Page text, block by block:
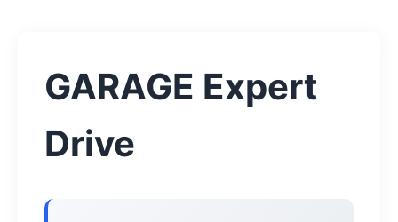
GARAGE Expert
Drive